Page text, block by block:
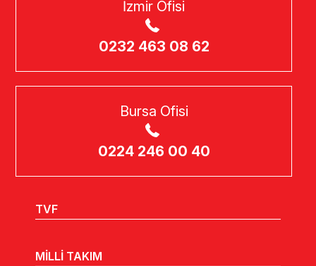
İzmir Ofisi
0232 463 08 62
Bursa Ofisi
0224 246 00 40
TVF
MİLLİ TAKIM